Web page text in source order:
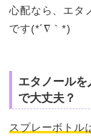
心配なら、エタ
です(*´∇｀*)
エタノール
で大丈夫？
スプレーボトル